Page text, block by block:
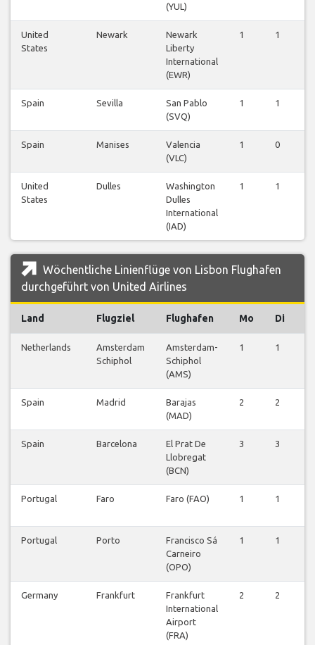
(YUL)
United
States
Newark
Newark
Liberty
International
(EWR)
1 1
Spain Sevilla
San Pablo
(SVQ)
1 1
Spain Manises
Valencia
(VLC)
1 0
United
States
Dulles
Washington
Dulles
International
(IAD)
1 1
Wöchentliche Linienflüge von Lisbon Flughafen
durchgeführt von United Airlines
Land Flugziel Flughafen Mo Di
Netherlands
Amsterdam
Schiphol
Amsterdam-
Schiphol
(AMS)
1 1
Spain Madrid
Barajas
(MAD)
2 2
Spain Barcelona
El Prat De
Llobregat
(BCN)
3 3
Portugal Faro Faro (FAO) 1 1
Portugal Porto
Francisco Sá
Carneiro
(OPO)
1 1
Germany Frankfurt
Frankfurt
International
Airport
(FRA)
2 2